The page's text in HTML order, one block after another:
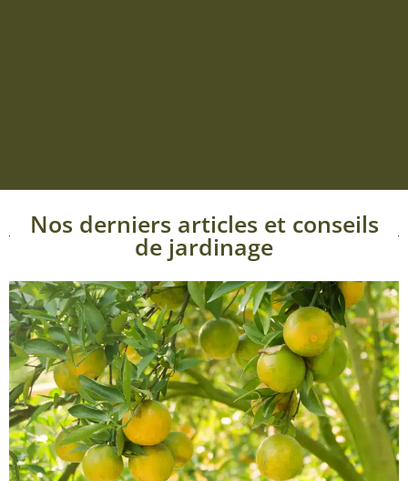
Nos derniers articles et conseils
de jardinage